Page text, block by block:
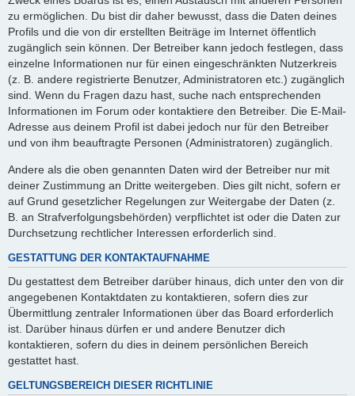
zu ermöglichen. Du bist dir daher bewusst, dass die Daten deines
Profils und die von dir erstellten Beiträge im Internet öffentlich
zugänglich sein können. Der Betreiber kann jedoch festlegen, dass
einzelne Informationen nur für einen eingeschränkten Nutzerkreis
(z. B. andere registrierte Benutzer, Administratoren etc.) zugänglich
sind. Wenn du Fragen dazu hast, suche nach entsprechenden
Informationen im Forum oder kontaktiere den Betreiber. Die E-Mail-
Adresse aus deinem Profil ist dabei jedoch nur für den Betreiber
und von ihm beauftragte Personen (Administratoren) zugänglich.
Andere als die oben genannten Daten wird der Betreiber nur mit
deiner Zustimmung an Dritte weitergeben. Dies gilt nicht, sofern er
auf Grund gesetzlicher Regelungen zur Weitergabe der Daten (z.
B. an Strafverfolgungsbehörden) verpflichtet ist oder die Daten zur
Durchsetzung rechtlicher Interessen erforderlich sind.
GESTATTUNG DER KONTAKTAUFNAHME
Du gestattest dem Betreiber darüber hinaus, dich unter den von dir
angegebenen Kontaktdaten zu kontaktieren, sofern dies zur
Übermittlung zentraler Informationen über das Board erforderlich
ist. Darüber hinaus dürfen er und andere Benutzer dich
kontaktieren, sofern du dies in deinem persönlichen Bereich
gestattet hast.
GELTUNGSBEREICH DIESER RICHTLINIE